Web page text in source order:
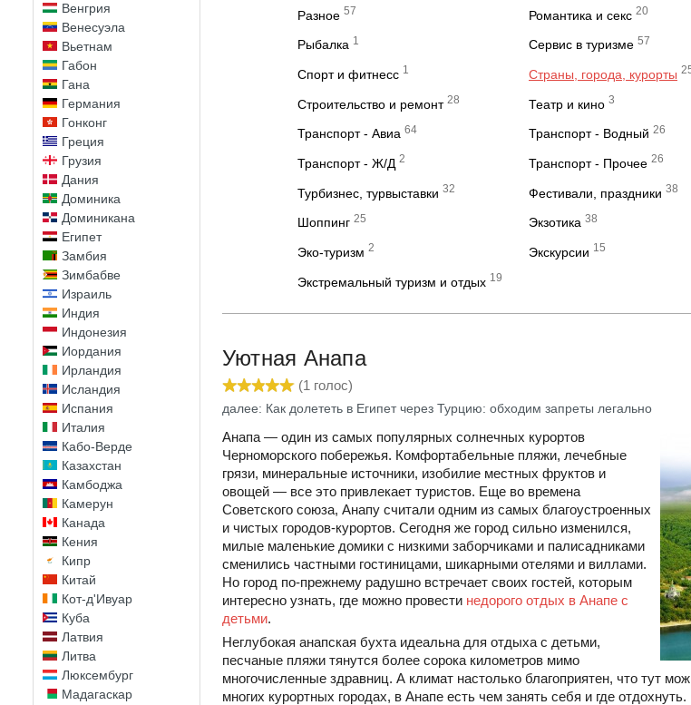
Венгрия
Венесуэла
Вьетнам
Габон
Гана
Германия
Гонконг
Греция
Грузия
Дания
Доминика
Доминикана
Египет
Замбия
Зимбабве
Израиль
Индия
Индонезия
Иордания
Ирландия
Исландия
Испания
Италия
Кабо-Верде
Казахстан
Камбоджа
Камерун
Канада
Кения
Кипр
Китай
Кот-д'Ивуар
Куба
Латвия
Литва
Люксембург
Мадагаскар
Разное 57 Романтика и секс 20
Рыбалка 1 Сервис в туризме 57
Спорт и фитнесс 1 Страны, города, курорты
Строительство и ремонт 28 Театр и кино 3
Транспорт - Авиа 64 Транспорт - Водный 26
Транспорт - Ж/Д 2 Транспорт - Прочее 26
Турбизнес, турвыставки 32 Фестивали, праздники 38
Шоппинг 25 Экзотика 38
Эко-туризм 2 Экскурсии 15
Экстремальный туризм и отдых 19
Уютная Анапа
(1 голос)
далее: Как долететь в Египет через Турцию: обходим запреты легально
Анапа — один из самых популярных солнечных курортов
Черноморского побережья. Комфортабельные пляжи, лечебные
грязи, минеральные источники, изобилие местных фруктов и
овощей — все это привлекает туристов. Еще во времена
Советского союза, Анапу считали одним из самых благоустроенных
и чистых городов-курортов. Сегодня же город сильно изменился,
милые маленькие домики с низкими заборчиками и палисадниками
сменились частными гостиницами, шикарными отелями и виллами.
Но город по-прежнему радушно встречает своих гостей, которым
интересно узнать, где можно провести недорого отдых в Анапе с
детьми.
Неглубокая анапская бухта идеальна для отдыха с детьми,
песчаные пляжи тянутся более сорока километров мимо
многочисленные здравниц. А климат настолько благоприятен, что тут
многих курортных городах, в Анапе есть чем занять себя и где отдохнуть.